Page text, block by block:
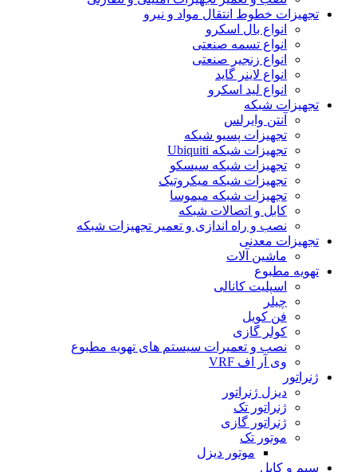
تجهیزات خطوط انتقال مواد و نیرو
انواع بال اسکرو
انواع تسمه صنعتی
انواع زنجیر صنعتی
انواع لاینر گاید
انواع لید اسکرو
تجهیزات شبکه
آنتن وایرلس
تجهیزات پسیو شبکه
تجهیزات شبکه Ubiquiti
تجهیزات شبکه سیسکو
تجهیزات شبکه میکروتیک
تجهیزات شبکه میموسا
کابل و اتصالات شبکه
نصب و راه اندازی و تعمیر تجهیزات شبکه
تجهیزات معدنی
ماشین آلات
تهویه مطبوع
اسپلیت کانالی
چیلر
فن کویل
کولر گازی
نصب و تعمیرات سیستم های تهویه مطبوع
وی آر اف VRF
ژنراتور
دیزل ژنراتور
ژنراتور تک
ژنراتور گازی
موتور تک
موتور دیزل
سیم و کابل